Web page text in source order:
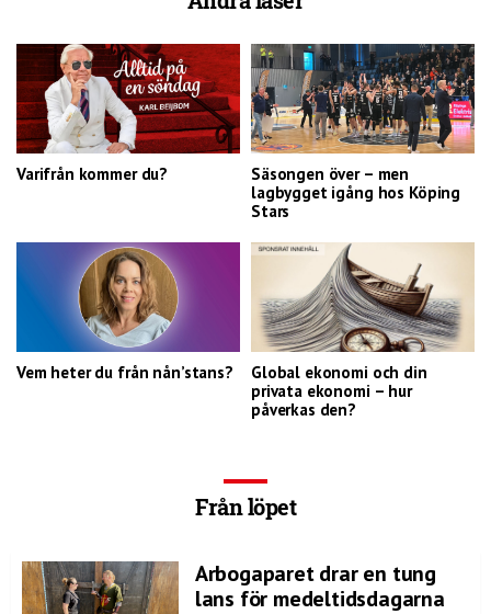
Varifrån kommer du?
Säsongen över – men
lagbygget igång hos Köping
Stars
Vem heter du från nån’stans?
Global ekonomi och din
privata ekonomi – hur
påverkas den?
Från löpet
Arbogaparet drar en tung
lans för medeltidsdagarna